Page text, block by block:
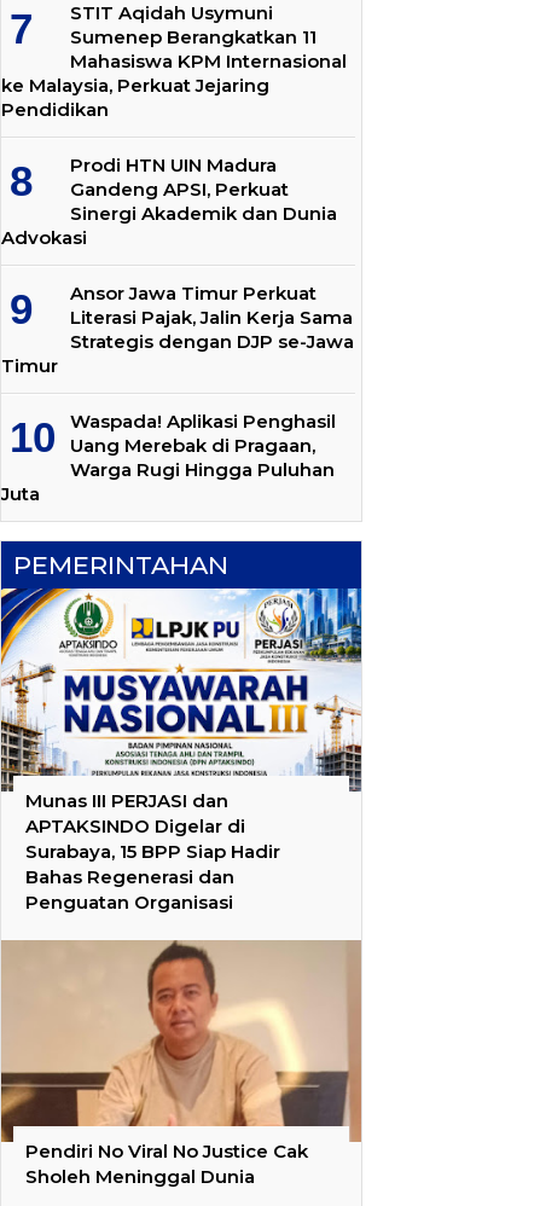
STIT Aqidah Usymuni
Sumenep Berangkatkan 11
Mahasiswa KPM Internasional
ke Malaysia, Perkuat Jejaring
Pendidikan
Prodi HTN UIN Madura
Gandeng APSI, Perkuat
Sinergi Akademik dan Dunia
Advokasi
Ansor Jawa Timur Perkuat
Literasi Pajak, Jalin Kerja Sama
Strategis dengan DJP se-Jawa
Timur
Waspada! Aplikasi Penghasil
Uang Merebak di Pragaan,
Warga Rugi Hingga Puluhan
Juta
PEMERINTAHAN
Munas III PERJASI dan
APTAKSINDO Digelar di
Surabaya, 15 BPP Siap Hadir
Bahas Regenerasi dan
Penguatan Organisasi
Pendiri No Viral No Justice Cak
Sholeh Meninggal Dunia